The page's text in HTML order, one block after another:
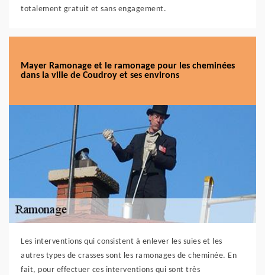
totalement gratuit et sans engagement.
Mayer Ramonage et le ramonage pour les cheminées
dans la ville de Coudroy et ses environs
Les interventions qui consistent à enlever les suies et les
autres types de crasses sont les ramonages de cheminée. En
fait, pour effectuer ces interventions qui sont très